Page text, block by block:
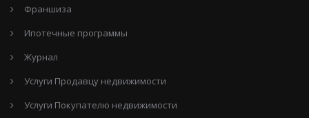
Франшиза
Ипотечные программы
Журнал
Услуги Продавцу недвижимости
Услуги Покупателю недвижимости